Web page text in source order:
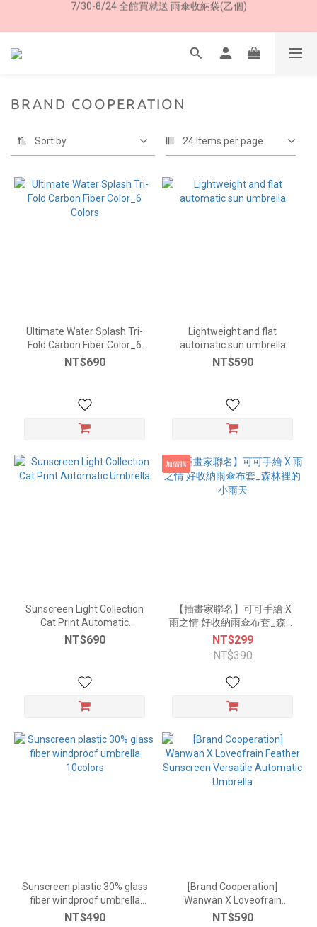
加入LINE好友➤領購物金50元 (現領現用)
BRAND COOPERATION
Sort by 24 Items per page
Ultimate Water Splash Tri-
Fold Carbon Fiber Color_6
Colors
NT$690
Lightweight and flat
automatic sun umbrella
NT$590
Sunscreen Light Collection
Cat Print Automatic
Umbrella
NT$690
加價購
【插畫家聯名】可可手繪 X
雨之情 好收納雨傘布套_森林
裡的小雨天
NT$299
NT$390
Sunscreen plastic 30% glass
fiber windproof umbrella
10colors
NT$490
[Brand Cooperation]
Wanwan X Loveofrain
Feather Sunscreen Versatile
NT$590